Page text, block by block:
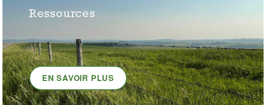
Ressources
EN SAVOIR PLUS